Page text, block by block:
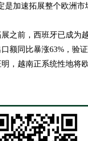
是加速拓展整个欧洲
之前，西班牙已成为
额同比暴涨63%，验
，越南正系统性地将